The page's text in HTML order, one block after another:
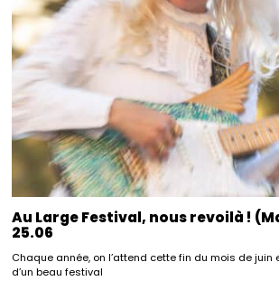
Au Large Festival, nous revoilà !
25.06
Chaque année, on l’attend cette fin du mois de juin
d’un beau festival